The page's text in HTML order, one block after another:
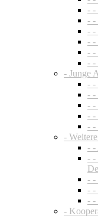
- -
- -
- -
- -
- -
- -
- Junge
- -
- -
- -
- -
- -
-
- -
- -
- -
- -
- -
-